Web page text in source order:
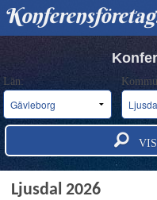
HITTA KONFERENS
BOKA KONFERENS
OM OSS
ANNONSERA
Län:
Konferens och
Ljusdal 2026